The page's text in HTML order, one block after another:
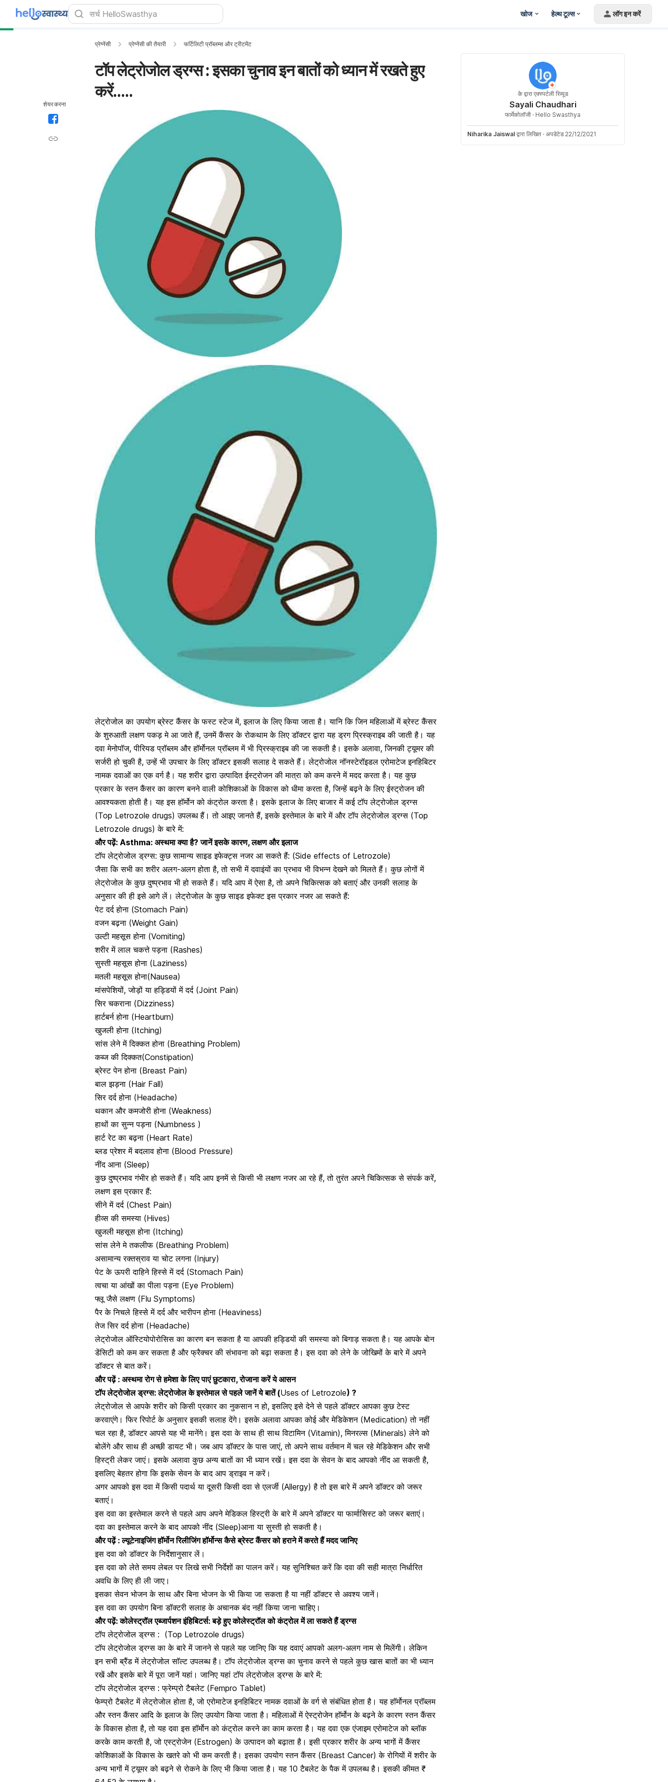
खोज हेल्थ टूल्स लॉग इन करें
शेयर करना
प्रेग्नेंसी प्रेग्नेंसी की तैयारी फर्टिलिटी प्रॉब्लम्स और ट्रीटमेंट
टॉप लेट्रोजोल ड्रग्स : इसका चुनाव इन बातों को ध्यान में रखते हुए
करें.....
लेट्रोजोल का उपयोग ब्रेस्ट कैंसर के फस्ट स्टेज में, इलाज के लिए किया जाता है। यानि कि जिन महिलाओं मेंब्रेस्ट कैंसर
के शुरुआती लक्षण पकड़ मे आ जाते हैं, उनमें कैंसर के रोकथाम के लिए डॉक्टर द्वारा यह ड्रग प्रिस्क्राइब की जाती है। यह
दवा मेनोपॉज, पीरियड प्रॉब्लम और हॉर्मोनल प्रॉब्लम में भी प्रिस्क्राइब की जा सकती है। इसके अलावा, जिनकी ट्यूमर की
सर्जरी हो चुकी है, उन्हें भी उपचार के लिए डॉक्टर इसकी सलाह दे सकते हैं। लेट्रोजोल नॉनस्टेरॉइडल एरोमाटेज इनहिबिटर
नामक दवाओं का एक वर्ग है। यह शरीर द्वारा उत्पादित ईस्ट्रोजन की मात्रा को कम करने में मदद करता है। यह कुछ
प्रकार के स्तन कैंसर का कारण बनने वाली कोशिकाओं के विकास को धीमा करता है, जिन्हें बढ़ने के लिए ईस्ट्रोजन की
आवश्यकता होती है। यह इस हॉर्मोन को कंट्रोल करता है। इसके इलाज के लिए बाजार में कई टॉप लेट्रोजोल ड्रग्स
(Top Letrozole drugs) उपलब्ध हैं। तो आइए जानते हैं, इसके इस्तेमाल के बारे में और टॉप लेट्रोजोल ड्रग्स (Top
Letrozole drugs) के बारे में:
और पढ़ें: Asthma: अस्थमा क्या है? जानें इसके कारण, लक्षण और इलाज
टॉप लेट्रोजोल ड्रग्स: कुछ सामान्य साइड इफेक्ट्स नजर आ सकते हैं: (Side effects of Letrozole)
जैसा कि सभी का शरीर अलग-अलग होता है, तो सभी में दवाइंयों का प्रभाव भी विभन्न देखने को मिलते हैं। कुछ लोगों में
लेट्रोजोल के कुछ दुष्प्रभाव भी हो सकते हैं। यदि आप में ऐसा है, तो अपने चिकित्सक को बताएं और उनकी सलाह के
अनुसार की ही इसे आगे लें। लेट्रोजोल के कुछ साइड इफेक्ट इस प्रकार नजर आ सकते हैं:
पेट दर्दहोना (Stomach Pain)
वजन बढ़ना (Weight Gain)
उल्टी महसूस होना (Vomiting)
शरीर में लाल चकत्ते पड़ना (Rashes)
सुस्ती महसूस होना (Laziness)
मतली महसूस होना(Nausea)
मांसपेशियों, जोड़ों या हड्डियों में दर्द (Joint Pain)
सिर चकराना (Dizziness)
हार्टबर्न होना (Heartburn)
खुजली होना (Itching)
सांस लेने में दिक्कत होना (Breathing Problem)
कब्जकी दिक्कत(Constipation)
ब्रेस्ट पेन होना (Breast Pain)
बाल झड़ना (Hair Fall)
सिर दर्द होना (Headache)
थकान और कमजोरी होना (Weakness)
हाथों का सुन्न पड़ना (Numbness )
हार्ट रेटका बढ़ना (Heart Rate)
ब्लड प्रेशर में बदलाव होना (Blood Pressure)
नींद आना (Sleep)
कुछ दुष्प्रभाव गंभीर हो सकते हैं। यदि आप इनमें से किसी भी लक्षण नजर आ रहे हैं, तो तुरंत अपने चिकित्सक से संपर्क करें,
लक्षण इस प्रकार हैं:
सीने में दर्द(Chest Pain)
हीव्स की समस्या (Hives)
खुजली महसूस होना (Itching)
सांस लेने मे तकलीफ (Breathing Problem)
असामान्य रक्तस्राव या चोट लगना (Injury)
पेट के ऊपरी दाहिने हिस्से में दर्द (Stomach Pain)
त्वचा या आंखों का पीला पड़ना (Eye Problem)
फ्लू जैसे लक्षण (Flu Symptoms)
पैर के निचले हिस्से में दर्द और भारीपन होना (Heaviness)
तेज सिर दर्द होना (Headache)
लेट्रोजोल ऑस्टियोपोरोसिस का कारण बन सकता है या आपकी हड्डियों की समस्या को बिगाड़ सकता है। यह आपके बाेन
डेंसिटी को कम कर सकता है और फ्रैक्चर की संभावना को बढ़ा सकता है। इस दवा को लेने के जोखिमों के बारे में अपने
डॉक्टर से बात करें।
और पढ़ें : अस्थमा रोग से हमेशा के लिए पाएं छुटकारा, रोजाना करें ये आसन
टॉप लेट्रोजोल ड्रग्स:लेट्रोजोल के इस्तेमाल से पहले जानें ये बातें (Uses of Letrozole) ?
लेट्रोजोल से आपके शरीर को किसी प्रकार का नुकसान न हो, इसलिए इसे देने से पहले डॉक्टर आपका कुछ टेस्ट
करवाएंगे। फिर रिपोर्ट के अनुसार इसकी सलाह देंगे। इसके अलावा आपका कोई औरमेडिकेशन (Medication) तो नहीं
चल रहा है, डॉक्टर आपसे यह भी मानेंगे। इस दवा के साथ ही साथ विटामिन (Vitamin), मिनरल्स (Minerals) लेने को
बोलेंगे और साथ ही अच्छी डायट भी। जब आप डॉक्टर के पास जाएं, तो अपने साथ वर्तमान में चल रहे मेडिकेशन और सभी
हिस्ट्री लेकर जाएं। इसके अलावा कुछ अन्य बातों का भी ध्यान रखें। इस दवा के सेवन के बाद आपको नींद आ सकती है,
इसलिए बेहतर होगा कि इसके सेवन के बाद आप ड्राइव न करें।
अगर आपको इस दवा में किसी पदार्थ या दूसरी किसी दवा से एलर्जी (Allergy) है तो इस बारे में अपने डॉक्टर को जरूर
बताएं।
इस दवा का इस्तेमाल करने से पहले आप अपने मेडिकल हिस्ट्री के बारे में अपने डॉक्टर या फार्मासिस्ट को जरूर बताएं।
दवा का इस्तेमाल करने के बाद आपकोनींद (Sleep)आना या सुस्ती हो सकती है ।
और पढ़ें :ल्यूटेनाइजिंग हॉर्मोन रिलीजिंग हॉर्मोन्स कैसे ब्रेस्ट कैंसर को हराने में करते हैं मदद जानिए
इस दवा को डॉक्टर के निर्देशानुसार लें।
इस दवा को लेते समय लेबल पर लिखे सभी निर्देशों का पालन करें। यह सुनिश्चित करें कि दवा की सही मात्रा निर्धारित
अवधि के लिए ही ली जाए।
इसका सेवन भोजन के साथ और बिना भोजन के भी किया जा सकता है या नहीं डॉक्टर से अवश्य जानें।
इस दवा का उपयोग बिना डॉक्टरी सलाह के अचानक बंद नहीं किया जाना चाहिए।
और पढ़ें:कोलेस्ट्रॉल एब्जार्पशन इंहिबिटर्स: बड़े हुए कोलेस्ट्रॉल को कंट्रोल में ला सकते हैं ड्रग्स
टॉप लेट्रोजोल ड्रग्स : (Top Letrozole drugs)
टॉप लेट्रोजोल ड्रग्स का के बारे में जानने से पहले यह जानिए कि यह दवाएं आपको अलग-अलग नाम से मिलेंगी। लेकिन
इन सभी ब्रैंड में लेट्रोजोल साॅल्ट उपलब्ध है। टॉप लेट्रोजोल ड्रग्स का चुनाव करने से पहले कुछ खास बातों का भी ध्यान
रखें और इसके बारे में पूरा जानें यहां। जानिए यहां टॉप लेट्रोजोल ड्रग्स के बारे में:
टॉप लेट्रोजोल ड्रग्स :फ्रेम्प्रो टैबलेट (Fempro Tablet)
फेम्प्रो टैबलेट में लेट्रोजोल होता है, जो एरोमाटेज इनहिबिटर नामक दवाओं के वर्ग से संबंधित होता है। यह हाॅर्मोनल प्रॉब्लम
और स्तन कैंसर आदि के इलाज के लिए उपयोग किया जाता है। महिलाओं में ऐस्ट्रोजेन हाॅर्मोन के बढ़ने के कारण स्तन कैंसर
के विकास होता है, तो यह दवा इस हॉर्मोन को कंट्रोल करने का काम करता है। यह दवा एक एंजाइम एरोमाटेज को ब्लॉक
करके काम करती है, जोएस्ट्रोजेन (Estrogen) के उत्पादन को बढ़ाता है । इसी प्रकार शरीर के अन्य भागों में कैंसर
कोशिकाओं के विकास के खतरे को भी कम करती है। इसका उपयोगस्तन कैंसर (Breast Cancer) के रोगियों में शरीर के
अन्य भागों में ट्यूमर को बढ़ने से रोकने के लिए भी किया जाता है। यह 10 टैबलेट के पैक में उपलब्ध है। इसकी कीमत ₹
के द्वारा एक्स्पर्टली रिव्यूड
Sayali Chaudhari
फार्मेकोलॉजी · Hello Swasthya
Niharika Jaiswal द्वारा लिखित · अपडेटेड 22/12/2021